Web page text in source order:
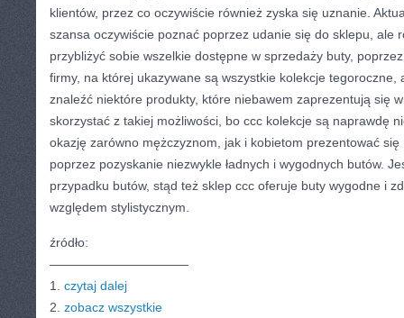
klientów, przez co oczywiście również zyska się uznanie.
szansa oczywiście poznać poprzez udanie się do sklepu, ale
przybliżyć sobie wszelkie dostępne w sprzedaży buty,
firmy, na której ukazywane są wszystkie kolekcje tegoroczne,
znaleźć niektóre produkty, które niebawem zaprezentują się
skorzystać z takiej możliwości, bo ccc kolekcje są naprawdę
okazję zarówno mężczyznom, jak i kobietom prezentować
poprzez pozyskanie niezwykle ładnych i wygodnych butów.
przypadku butów, stąd też sklep ccc oferuje buty wygodne i
względem stylistycznym.
źródło:
———————————
1. czytaj dalej
2. zobacz wszystkie